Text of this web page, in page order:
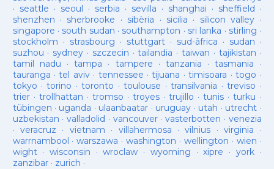
· seattle · seoul · serbia · sevilla · shanghai · sheffield ·
shenzhen · sherbrooke · sibèria · sicilia · silicon valley ·
singapore · south sudan · southampton · sri lanka · stirling ·
stockholm · strasbourg · stuttgart· sud-âfrica · sudan ·
suzhou · sydney · szczecin ·tailandia ·taiwan · tajikistan ·
tamil nadu ·tampa · tampere · tanzania ·tasmania ·
tauranga ·tel aviv· tennessee ·tijuana ·timisoara ·togo ·
tokyo ·torino ·toronto ·toulouse ·transilvania ·treviso ·
trier· trollhattan · tromso · troyes·trujillo ·tunis ·turku ·
tübingen · uganda · ulaanbaatar · uruguay · utah · utrecht ·
uzbekistan · valladolid · vancouver· vasterbotten · venezia
· veracruz · vietnam · villahermosa ·vilnius ·virginia ·
warrnambool ·warszawa ·washington · wellington · wien ·
wight· wisconsin ·wroclaw · wyoming ·xipre · york·
zanzibar· zurich ·